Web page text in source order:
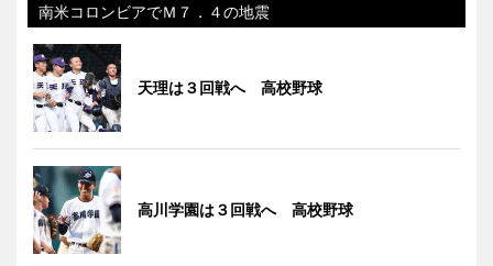
南米コロンビアでＭ７．４の地震
天理は３回戦へ 高校野球
高川学園は３回戦へ 高校野球